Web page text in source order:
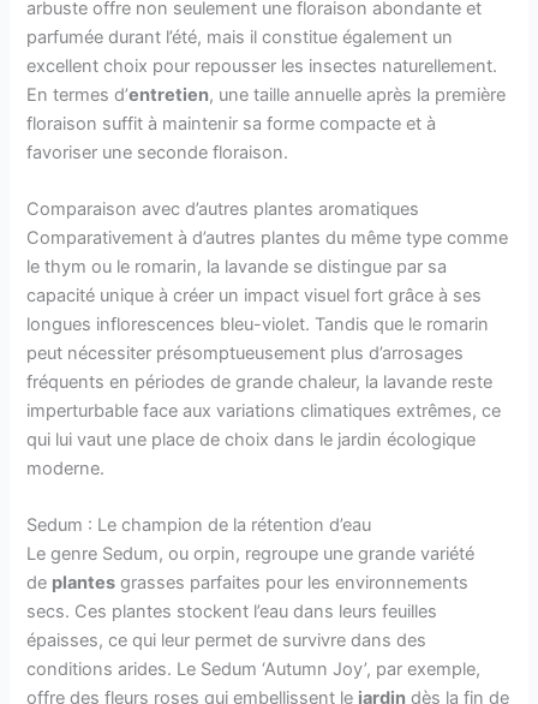
arbuste offre non seulement une floraison abondante et
parfumée durant l’été, mais il constitue également un
excellent choix pour repousser les insectes naturellement.
En termes d’entretien, une taille annuelle après la première
floraison suffit à maintenir sa forme compacte et à
favoriser une seconde floraison.
Comparaison avec d’autres plantes aromatiques
Comparativement à d’autres plantes du même type comme
le thym ou le romarin, la lavande se distingue par sa
capacité unique à créer un impact visuel fort grâce à ses
longues inflorescences bleu-violet. Tandis que le romarin
peut nécessiter présomptueusement plus d’arrosages
fréquents en périodes de grande chaleur, la lavande reste
imperturbable face aux variations climatiques extrêmes, ce
qui lui vaut une place de choix dans le jardin écologique
moderne.
Sedum : Le champion de la rétention d’eau
Le genre Sedum, ou orpin, regroupe une grande variété
de plantes grasses parfaites pour les environnements
secs. Ces plantes stockent l’eau dans leurs feuilles
épaisses, ce qui leur permet de survivre dans des
conditions arides. Le Sedum ‘Autumn Joy’, par exemple,
offre des fleurs roses qui embellissent le jardin dès la fin de